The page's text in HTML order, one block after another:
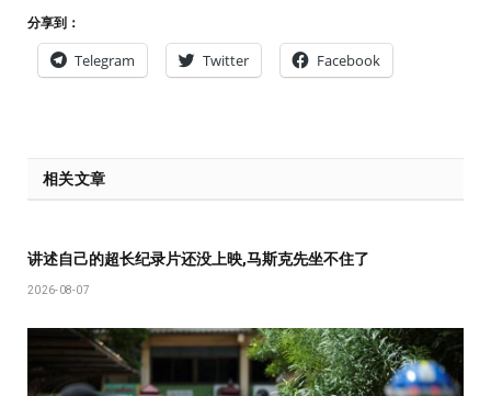
分享到：
Telegram Twitter Facebook
相关文章
讲述自己的超长纪录片还没上映,马斯克先坐不住了
2026-08-07